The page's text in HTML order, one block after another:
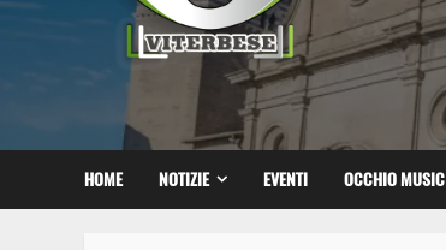
HOME NOTIZIE EVENTI OCCHIO MUSIC